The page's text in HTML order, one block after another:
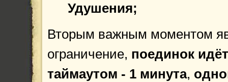
Удушения;
Вторым важным моментом
ограничение, поединок
таймаутом - 1 минута,